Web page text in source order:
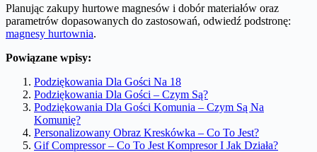
Planując zakupy hurtowe magnesów i dobór materiałów oraz
parametrów dopasowanych do zastosowań, odwiedź podstronę:
magnesy hurtownia.
Powiązane wpisy:
Podziękowania Dla Gości Na 18
Podziękowania Dla Gości – Czym Są?
Podziękowania Dla Gości Komunia – Czym Są Na
Komunię?
Personalizowany Obraz Kreskówka – Co To Jest?
Gif Compressor – Co To Jest Kompresor I Jak Działa?